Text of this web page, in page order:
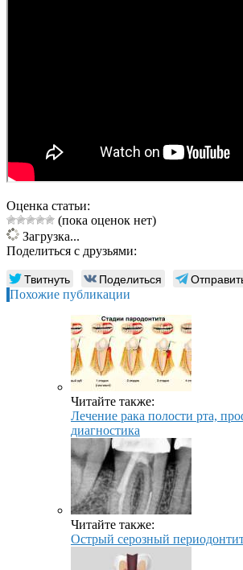
Оценка статьи:
(пока оценок нет)
Загрузка...
Поделиться с друзьями:
Твитнуть Поделиться
Похожие публикации
Читайте также:
Лечение рака полости рта,
диагностика
Читайте также:
Острый серозный